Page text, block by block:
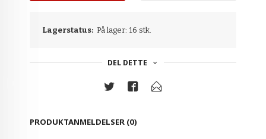
Lagerstatus: På lager: 16 stk.
DEL DETTE
PRODUKTANMELDELSER (0)